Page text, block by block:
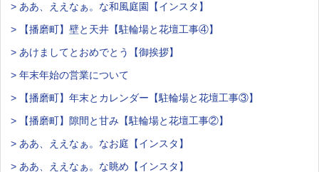
> ああ、ええなぁ。な和風庭園【インスタ】
> 【播磨町】壁と天井【駐輪場と花壇工事④】
> あけましてとおめでとう【御挨拶】
> 年末年始の営業について
> 【播磨町】年末とカレンダー【駐輪場と花壇工事③】
> 【播磨町】隙間と甘み【駐輪場と花壇工事②】
> ああ、ええなぁ。なお庭【インスタ】
> ああ、ええなぁ。な眺め【インスタ】